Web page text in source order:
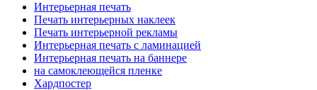
Интерьерная печать
Печать интерьерных наклеек
Печать интерьерной рекламы
Интерьерная печать с ламинацией
Интерьерная печать на баннере
на самоклеющейся пленке
Хардпостер